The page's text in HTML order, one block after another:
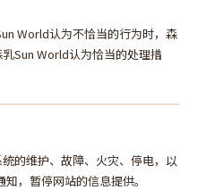
World认为不恰当的行为时，森
Sun World认为恰当的处理措
的维护、故障、火灾、停电，以
，暂停网站的信息提供。